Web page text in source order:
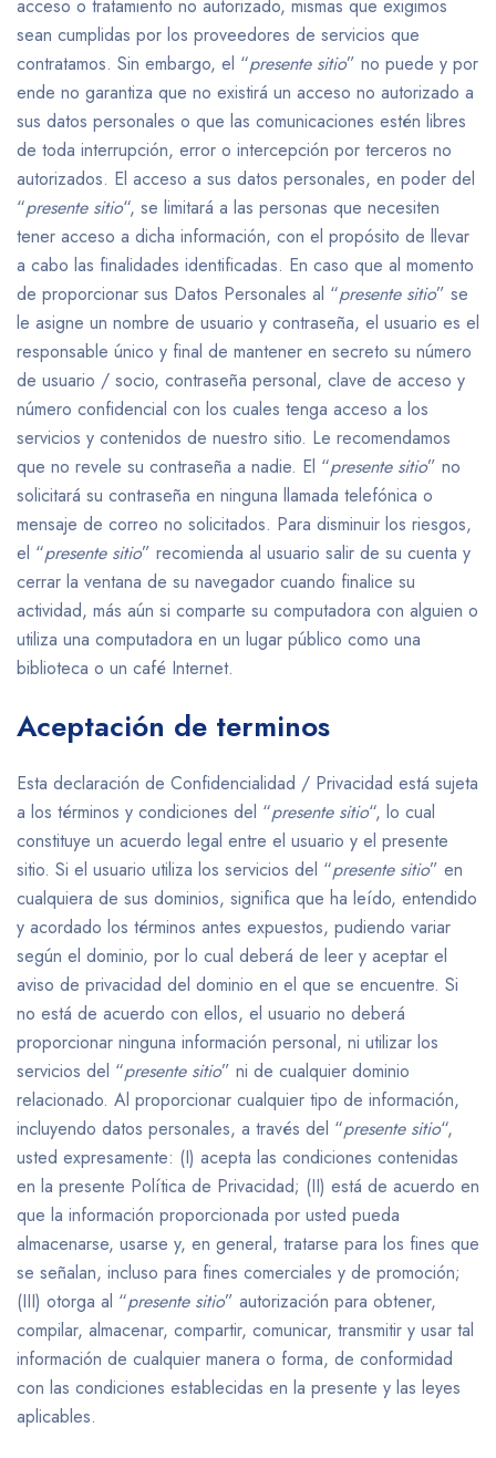
acceso o tratamiento no autorizado, mismas que exigimos
sean cumplidas por los proveedores de servicios que
contratamos. Sin embargo, el “presente sitio” no puede y por
ende no garantiza que no existirá un acceso no autorizado a
sus datos personales o que las comunicaciones estén libres
de toda interrupción, error o intercepción por terceros no
autorizados. El acceso a sus datos personales, en poder del
“presente sitio“, se limitará a las personas que necesiten
tener acceso a dicha información, con el propósito de llevar
a cabo las finalidades identificadas. En caso que al momento
de proporcionar sus Datos Personales al “presente sitio” se
le asigne un nombre de usuario y contraseña, el usuario es el
responsable único y final de mantener en secreto su número
de usuario / socio, contraseña personal, clave de acceso y
número confidencial con los cuales tenga acceso a los
servicios y contenidos de nuestro sitio. Le recomendamos
que no revele su contraseña a nadie. El “presente sitio” no
solicitará su contraseña en ninguna llamada telefónica o
mensaje de correo no solicitados. Para disminuir los riesgos,
el “presente sitio” recomienda al usuario salir de su cuenta y
cerrar la ventana de su navegador cuando finalice su
actividad, más aún si comparte su computadora con alguien o
utiliza una computadora en un lugar público como una
biblioteca o un café Internet.
Aceptación de terminos
Esta declaración de Confidencialidad / Privacidad está sujeta
a los términos y condiciones del “presente sitio“, lo cual
constituye un acuerdo legal entre el usuario y el presente
sitio. Si el usuario utiliza los servicios del “presente sitio” en
cualquiera de sus dominios, significa que ha leído, entendido
y acordado los términos antes expuestos, pudiendo variar
según el dominio, por lo cual deberá de leer y aceptar el
aviso de privacidad del dominio en el que se encuentre. Si
no está de acuerdo con ellos, el usuario no deberá
proporcionar ninguna información personal, ni utilizar los
servicios del “presente sitio” ni de cualquier dominio
relacionado. Al proporcionar cualquier tipo de información,
incluyendo datos personales, a través del “presente sitio“,
usted expresamente: (I) acepta las condiciones contenidas
en la presente Política de Privacidad; (II) está de acuerdo en
que la información proporcionada por usted pueda
almacenarse, usarse y, en general, tratarse para los fines que
se señalan, incluso para fines comerciales y de promoción;
(III) otorga al “presente sitio” autorización para obtener,
compilar, almacenar, compartir, comunicar, transmitir y usar tal
información de cualquier manera o forma, de conformidad
con las condiciones establecidas en la presente y las leyes
aplicables.